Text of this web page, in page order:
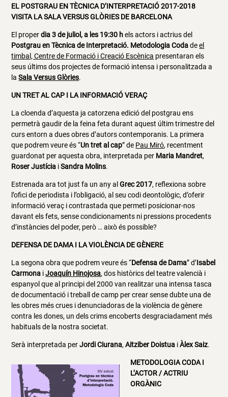
EL POSTGRAU EN TÈCNICA D’INTERPRETACIÓ 2017-2018
VISITA LA SALA VERSUS GLÒRIES DE BARCELONA
El properdia 3 de juliol, a les 19:30 hels actors i actrius del
Postgrau en Tècnica de Interpretació. Metodologia Codadeel
timbal, Centre de Formació i Creació Escènica presentaran els
seus últims dos projectes de formació intensa i personalitzada a
laSala Versus Glòries.
UN TRET AL CAP I LA INFORMACIÓ VERAÇ
La cloenda d’aquesta ja catorzena edició del postgrau ens
permetrà gaudir de la feina feta durant aquest últim trimestre del
curs entorn a dues obres d’autors contemporanis. La primera
que podrem veure és “Un tret al cap” de Pau Miró, recentment
guardonat per aquesta obra, interpretada per Maria Mandret,
Roser Justícia iSandra Molins.
Estrenada ara tot just fa un any alGrec 2017, reflexiona sobre
l’ofici de periodista i l’obligació, al seu codi deontològic, d’oferir
informació veraç i contrastada que permeti posicionar-nos
davant els fets, sense condicionaments ni pressions procedents
d’instàncies del poder, però … això és possible?
DEFENSA DE DAMA I LA VIOLÈNCIA DE GÈNERE
La segona obra que podrem veure és “Defensa de Dama” d’Isabel
Carmona iJoaquín Hinojosa, dos històrics del teatre valencià i
espanyol que al principi del 2000 van realitzar una intensa tasca
de documentació i treball de camp per crear sense dubte una de
les obres més crues i denunciadoras de la violència de gènere
contra les dones, un dels crims encoberts desgraciadament més
habituals de la nostra societat.
Serà interpretada perJordi Ciurana, Aitziber Doistua iÀlex Saiz.
METODOLOGIA CODA I
L’ACTOR / ACTRIU
ORGÀNIC